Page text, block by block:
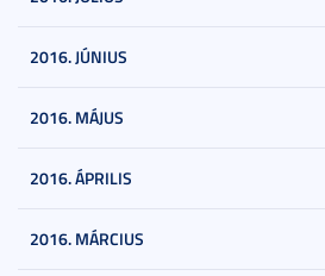
2016. JÚNIUS
2016. MÁJUS
2016. ÁPRILIS
2016. MÁRCIUS